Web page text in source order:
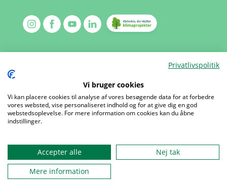
Menu
Kalender
Mærker
Love og regler
Privatlivspolitik
Kontakt
Om os
Sites
About us
Privatlivspolitik
Vi bruger cookies
Vi kan placere cookies til analyse af vores besøgende data for at forbedre
vores websted, vise personaliseret indhold og for at give dig en god
webstedsoplevelse. For mere information om cookies kan du åbne
indstillinger.
Accepter alle
Nej tak
Mere information